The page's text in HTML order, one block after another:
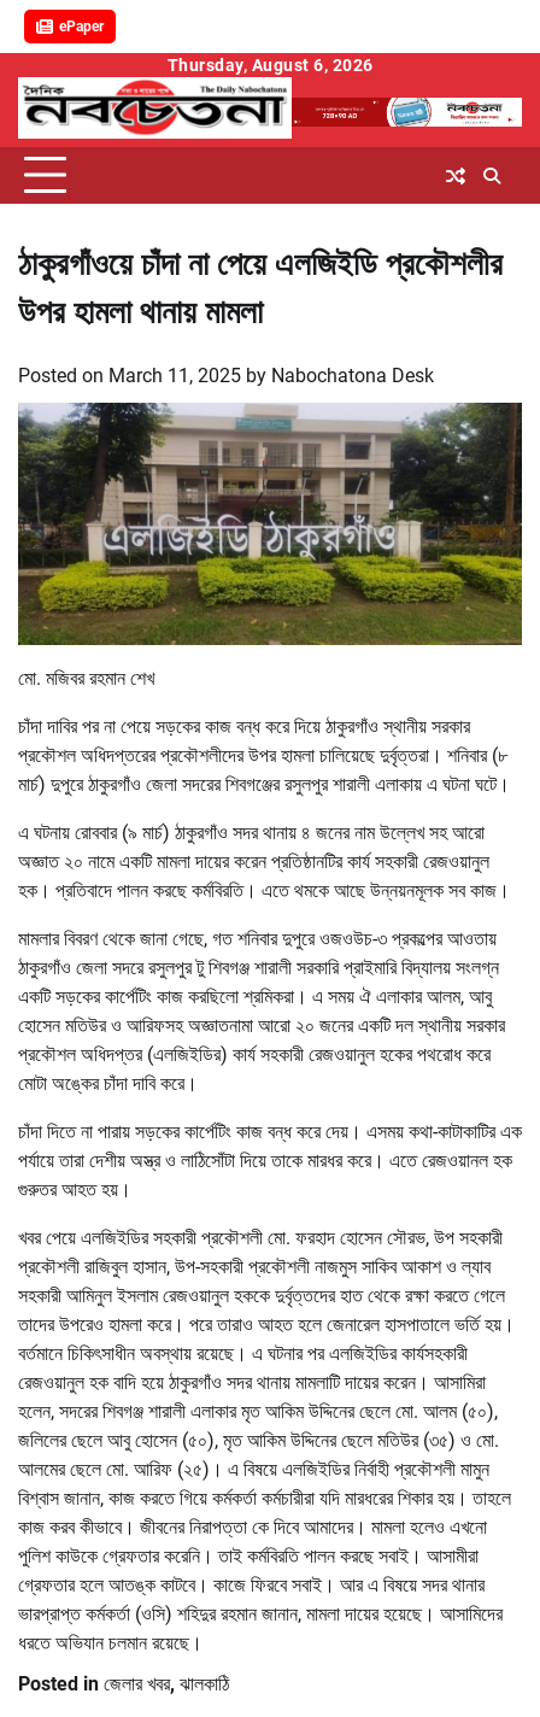
ePaper
content
Thursday, August 6, 2026
ঠাকুরগাঁওয়ে চাঁদা না পেয়ে এলজিইডি প্রকৌশলীর
উপর হামলা থানায় মামলা
Posted on March 11, 2025 by Nabochatona Desk
মো. মজিবর রহমান শেখ
চাঁদা দাবির পর না পেয়ে সড়কের কাজ বন্ধ করে দিয়ে ঠাকুরগাঁও স্থানীয় সরকার
প্রকৌশল অধিদপ্তরের প্রকৌশলীদের উপর হামলা চালিয়েছে দুর্বৃত্তরা। শনিবার (৮
মার্চ) দুপুরে ঠাকুরগাঁও জেলা সদরের শিবগঞ্জের রসুলপুর শারালী এলাকায় এ ঘটনা ঘটে।
এ ঘটনায় রোববার (৯ মার্চ) ঠাকুরগাঁও সদর থানায় ৪ জনের নাম উল্লেখ সহ আরো
অজ্ঞাত ২০ নামে একটি মামলা দায়ের করেন প্রতিষ্ঠানটির কার্য সহকারী রেজওয়ানুল
হক। প্রতিবাদে পালন করছে কর্মবিরতি। এতে থমকে আছে উন্নয়নমূলক সব কাজ।
মামলার বিবরণ থেকে জানা গেছে, গত শনিবার দুপুরে ওজওউচ-৩ প্রকল্পের আওতায়
ঠাকুরগাঁও জেলা সদরে রসুলপুর টু শিবগঞ্জ শারালী সরকারি প্রাইমারি বিদ্যালয় সংলগ্ন
একটি সড়কের কার্পেটিং কাজ করছিলো শ্রমিকরা। এ সময় ঐ এলাকার আলম, আবু
হোসেন মতিউর ও আরিফসহ অজ্ঞাতনামা আরো ২০ জনের একটি দল স্থানীয় সরকার
প্রকৌশল অধিদপ্তর (এলজিইডির) কার্য সহকারী রেজওয়ানুল হকের পথরোধ করে
মোটা অঙ্কের চাঁদা দাবি করে।
চাঁদা দিতে না পারায় সড়কের কার্পেটিং কাজ বন্ধ করে দেয়। এসময় কথা-কাটাকাটির এক
পর্যায়ে তারা দেশীয় অস্ত্র ও লাঠিসোঁটা দিয়ে তাকে মারধর করে। এতে রেজওয়ানল হক
গুরুতর আহত হয়।
খবর পেয়ে এলজিইডির সহকারী প্রকৌশলী মো. ফরহাদ হোসেন সৌরভ, উপ সহকারী
প্রকৌশলী রাজিবুল হাসান, উপ-সহকারী প্রকৌশলী নাজমুস সাকিব আকাশ ও ল্যাব
সহকারী আমিনুল ইসলাম রেজওয়ানুল হককে দুর্বৃত্তদের হাত থেকে রক্ষা করতে গেলে
তাদের উপরেও হামলা করে। পরে তারাও আহত হলে জেনারেল হাসপাতালে ভর্তি হয়।
বর্তমানে চিকিৎসাধীন অবস্থায় রয়েছে। এ ঘটনার পর এলজিইডির কার্যসহকারী
রেজওয়ানুল হক বাদি হয়ে ঠাকুরগাঁও সদর থানায় মামলাটি দায়ের করেন। আসামিরা
হলেন, সদরের শিবগঞ্জ শারালী এলাকার মৃত আকিম উদ্দিনের ছেলে মো. আলম (৫০),
জলিলের ছেলে আবু হোসেন (৫০), মৃত আকিম উদ্দিনের ছেলে মতিউর (৩৫) ও মো.
আলমের ছেলে মো. আরিফ (২৫)। এ বিষয়ে এলজিইডির নির্বাহী প্রকৌশলী মামুন
বিশ্বাস জানান, কাজ করতে গিয়ে কর্মকর্তা কর্মচারীরা যদি মারধরের শিকার হয়। তাহলে
কাজ করব কীভাবে। জীবনের নিরাপত্তা কে দিবে আমাদের। মামলা হলেও এখনো
পুলিশ কাউকে গ্রেফতার করেনি। তাই কর্মবিরতি পালন করছে সবাই। আসামীরা
গ্রেফতার হলে আতঙ্ক কাটবে। কাজে ফিরবে সবাই। আর এ বিষয়ে সদর থানার
ভারপ্রাপ্ত কর্মকর্তা (ওসি) শহিদুর রহমান জানান, মামলা দায়ের হয়েছে। আসামিদের
ধরতে অভিযান চলমান রয়েছে।
Posted in জেলার খবর, ঝালকাঠি